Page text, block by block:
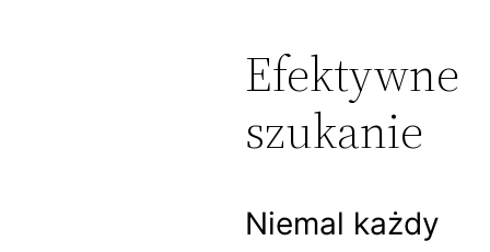
Efektywne
szukanie
Niemal każdy